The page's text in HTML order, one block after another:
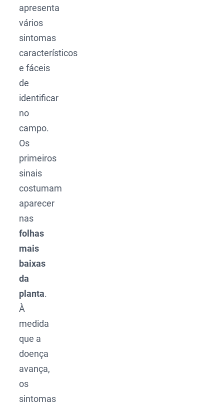
apresenta
vários
sintomas
característicos
e fáceis
de
identificar
no
campo.
Os
primeiros
sinais
costumam
aparecer
nas
folhas
mais
baixas
da
planta.
À
medida
que a
doença
avança,
os
sintomas